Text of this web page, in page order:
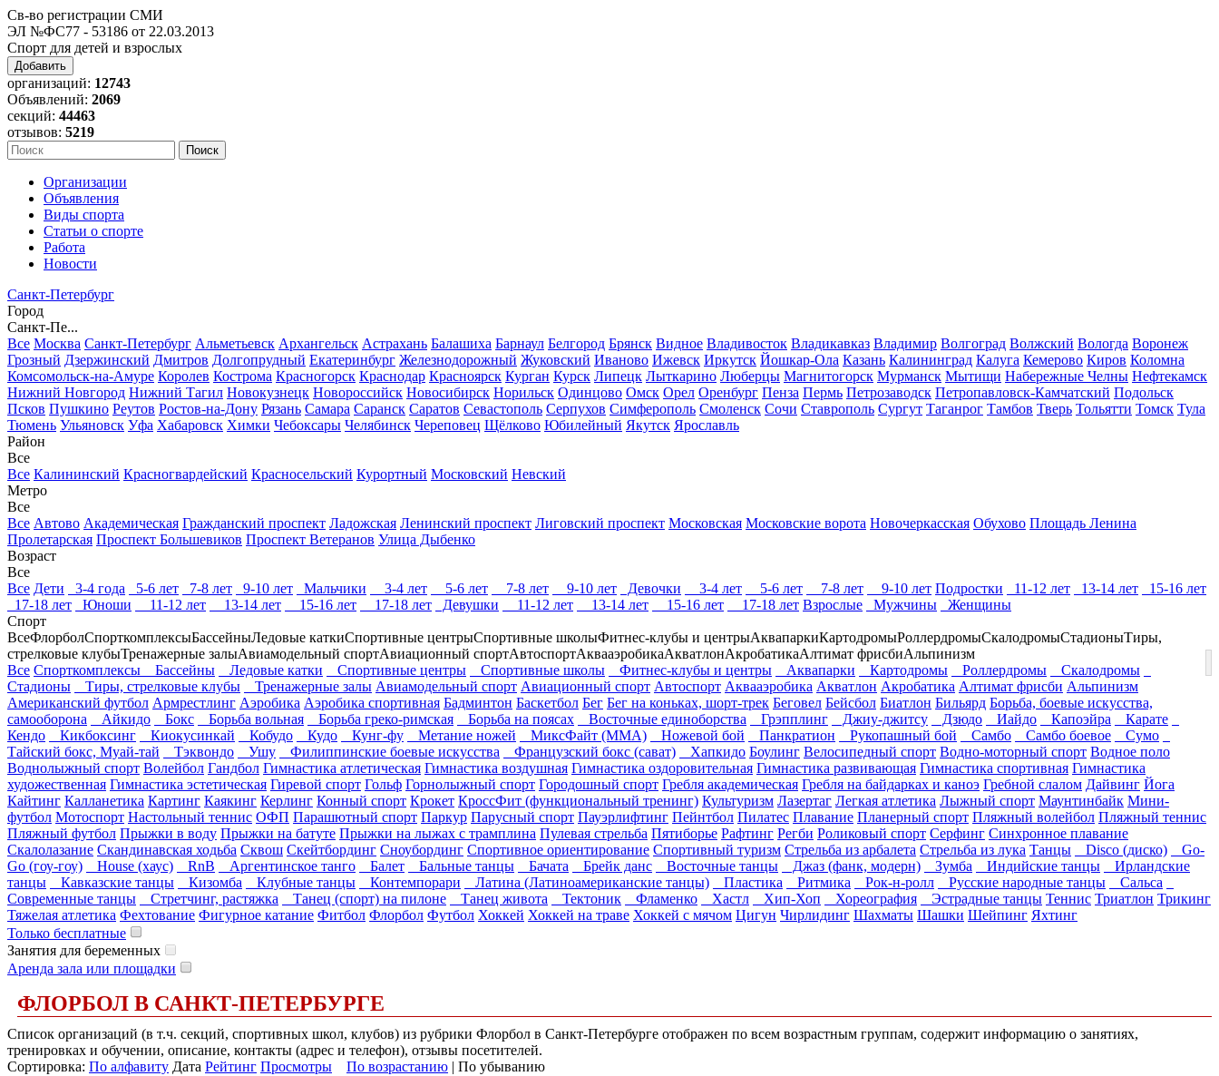
Св-во регистрации СМИ
ЭЛ №ФС77 - 53186 от 22.03.2013
Спорт для детей и взрослых
Добавить
организаций: 12743
Объявлений: 2069
секций: 44463
отзывов: 5219
Организации
Объявления
Виды спорта
Статьи о спорте
Работа
Новости
Санкт-Петербург
Город
Санкт-Пе...
Все Москва Санкт-Петербург Альметьевск Архангельск Астрахань Балашиха Барнаул Белгород Брянск Видное Владивосток Владикавказ Владимир Волгоград Волжский Вологда Воронеж
Грозный Дзержинский Дмитров Долгопрудный Екатеринбург Железнодорожный Жуковский Иваново Ижевск Иркутск Йошкар-Ола Казань Калининград Калуга Кемерово Киров Коломна
Комсомольск-на-Амуре Королев Кострома Красногорск Краснодар Красноярск Курган Курск Липецк Лыткарино Люберцы Магнитогорск Мурманск Мытищи Набережные Челны Нефтекамск
Нижний Новгород Нижний Тагил Новокузнецк Новороссийск Новосибирск Норильск Одинцово Омск Орел Оренбург Пенза Пермь Петрозаводск Петропавловск-Камчатский Подольск
Псков Пушкино Реутов Ростов-на-Дону Рязань Самара Саранск Саратов Севастополь Серпухов Симферополь Смоленск Сочи Ставрополь Сургут Таганрог Тамбов Тверь Тольятти Томск Тула
Тюмень Ульяновск Уфа Хабаровск Химки Чебоксары Челябинск Череповец Щёлково Юбилейный Якутск Ярославль
Район
Все
Все Калининский Красногвардейский Красносельский Курортный Московский Невский
Метро
Все
Все Автово Академическая Гражданский проспект Ладожская Ленинский проспект Лиговский проспект Московская Московские ворота Новочеркасская Обухово Площадь Ленина
Пролетарская Проспект Большевиков Проспект Ветеранов Улица Дыбенко
Возраст
Все
Все Дети 3-4 года 5-6 лет 7-8 лет 9-10 лет Мальчики 3-4 лет 5-6 лет 7-8 лет 9-10 лет Девочки 3-4 лет 5-6 лет 7-8 лет 9-10 лет Подростки 11-12 лет 13-14 лет
15-16 лет
17-18 лет
Юноши 11-12 лет 13-14 лет 15-16 лет 17-18 лет Девушки 11-12 лет 13-14 лет 15-16 лет 17-18 лет Взрослые Мужчины
Женщины
Спорт
ВсеФлорболСпорткомплексыБассейныЛедовые каткиСпортивные центрыСпортивные школыФитнес-клубы и центрыАквапаркиКартодромыРоллердромыСкалодромыСтадионыТиры,
стрелковые клубыТренажерные залыАвиамодельный спортАвиационный спортАвтоспортАквааэробикаАкватлонАкробатикаАлтимат фрисбиАльпинизм
Все Спорткомплексы Бассейны Ледовые катки Спортивные центры Спортивные школы Фитнес-клубы и центры Аквапарки Картодромы Роллердромы
Скалодромы
Стадионы
Тиры, стрелковые клубы Тренажерные залы Авиамодельный спорт Авиационный спорт Автоспорт Аквааэробика Акватлон Акробатика Алтимат фрисби Альпинизм
Американский футбол Армрестлинг Аэробика Аэробика спортивная Бадминтон Баскетбол Бег Бег на коньках, шорт-трек Беговел Бейсбол Биатлон Бильярд Борьба, боевые искусства,
самооборона
Айкидо Бокс Борьба вольная Борьба греко-римская Борьба на поясах Восточные единоборства Грэпплинг Джиу-джитсу Дзюдо Иайдо Капоэйра
Карате
Кендо
Кикбоксинг Киокусинкай Кобудо Кудо Кунг-фу Метание ножей МиксФайт (ММА) Ножевой бой Панкратион Рукопашный бой Самбо Самбо боевое
Сумо
Тайский бокс, Муай-тай
Тэквондо Ушу Филиппинские боевые искусства Французский бокс (сават) Хапкидо Боулинг Велосипедный спорт Водно-моторный спорт Водное поло
Воднолыжный спорт Волейбол Гандбол Гимнастика атлетическая Гимнастика воздушная Гимнастика оздоровительная Гимнастика развивающая Гимнастика спортивная Гимнастика
художественная Гимнастика эстетическая Гиревой спорт Гольф Горнолыжный спорт Городошный спорт Гребля академическая Гребля на байдарках и каноэ Гребной слалом Дайвинг Йога
Кайтинг Калланетика Картинг Каякинг Керлинг Конный спорт Крокет КроссФит (функциональный тренинг) Культуризм Лазертаг Легкая атлетика Лыжный спорт Маунтинбайк Мини-
футбол Мотоспорт Настольный теннис ОФП Парашютный спорт Паркур Парусный спорт Пауэрлифтинг Пейнтбол Пилатес Плавание Планерный спорт Пляжный волейбол Пляжный теннис
Пляжный футбол Прыжки в воду Прыжки на батуте Прыжки на лыжах с трамплина Пулевая стрельба Пятиборье Рафтинг Регби Роликовый спорт Серфинг Синхронное плавание
Скалолазание Скандинавская ходьба Сквош Скейтбординг Сноубординг Спортивное ориентирование Спортивный туризм Стрельба из арбалета Стрельба из лука Танцы Disco (диско)
Go-
Go (гоу-гоу)
House (хаус) RnB Аргентинское танго Балет Бальные танцы Бачата Брейк данс Восточные танцы Джаз (фанк, модерн) Зумба Индийские танцы
Ирландские
танцы
Кавказские танцы Кизомба Клубные танцы Контемпорари Латина (Латиноамериканские танцы) Пластика Ритмика Рок-н-ролл Русские народные танцы
Сальса
Современные танцы
Стретчинг, растяжка Танец (спорт) на пилоне Танец живота Тектоник Фламенко Хастл Хип-Хоп Хореография Эстрадные танцы Теннис Триатлон Трикинг
Тяжелая атлетика Фехтование Фигурное катание Фитбол Флорбол Футбол Хоккей Хоккей на траве Хоккей с мячом Цигун Чирлидинг Шахматы Шашки Шейпинг Яхтинг
Только бесплатные
Занятия для беременных
Аренда зала или площадки
ФЛОРБОЛ В САНКТ-ПЕТЕРБУРГЕ
Список организаций (в т.ч. секций, спортивных школ, клубов) из рубрики Флорбол в Санкт-Петербурге отображен по всем возрастным группам, содержит информацию о занятиях,
тренировках и обучении, описание, контакты (адрес и телефон), отзывы посетителей.
Сортировка: По алфавиту Дата Рейтинг Просмотры По возрастанию | По убыванию